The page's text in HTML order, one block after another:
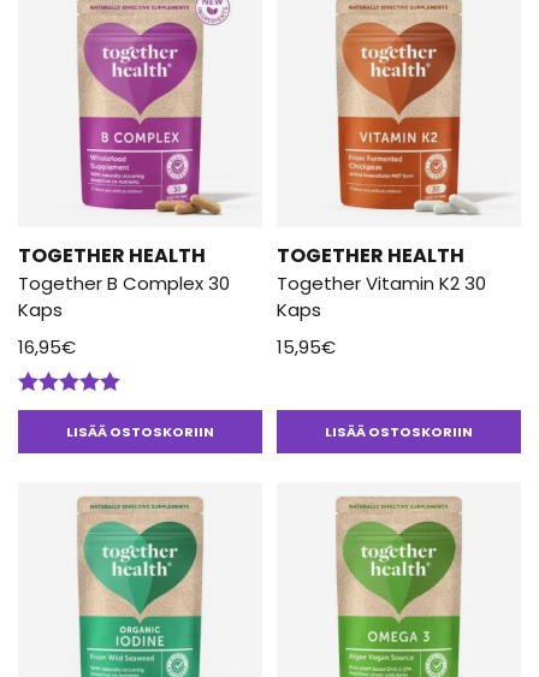
TOGETHER HEALTH
Together B Complex 30
Kaps
16,95€
Arvostelu
tuotteesta:LISÄÄ OSTOSKORIIN
TOGETHER HEALTH
Together Vitamin K2 30
Kaps
15,95€
LISÄÄ OSTOSKORIIN